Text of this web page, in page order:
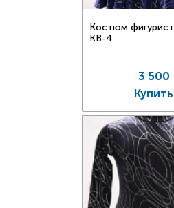
Костюм
KB-4
3 500
Купить